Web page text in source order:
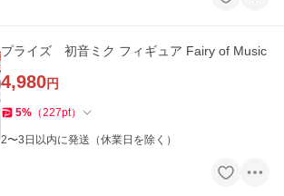
プライズ 初音ミク フィギュア Fairy of Music
4,980円
5% （227pt）
2〜3日以内に発送（休業日を除く）